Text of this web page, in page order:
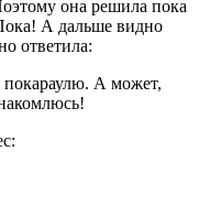
она решила пока
А дальше видно
ответила:
А может,